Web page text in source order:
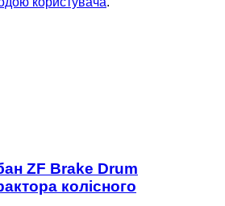
ZF Brake Drum
колісного